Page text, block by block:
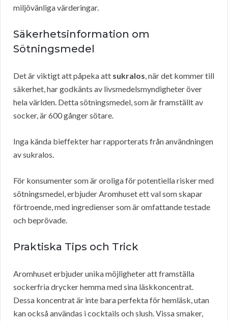
miljövänliga värderingar.
Säkerhetsinformation om
Sötningsmedel
Det är viktigt att påpeka att sukralos, när det kommer till
säkerhet, har godkänts av livsmedelsmyndigheter över
hela världen. Detta sötningsmedel, som är framställt av
socker, är 600 gånger sötare.
Inga kända bieffekter har rapporterats från användningen
av sukralos.
För konsumenter som är oroliga för potentiella risker med
sötningsmedel, erbjuder Aromhuset ett val som skapar
förtroende, med ingredienser som är omfattande testade
och beprövade.
Praktiska Tips och Trick
Aromhuset erbjuder unika möjligheter att framställa
sockerfria drycker hemma med sina läskkoncentrat.
Dessa koncentrat är inte bara perfekta för hemläsk, utan
kan också användas i cocktails och slush. Vissa smaker,